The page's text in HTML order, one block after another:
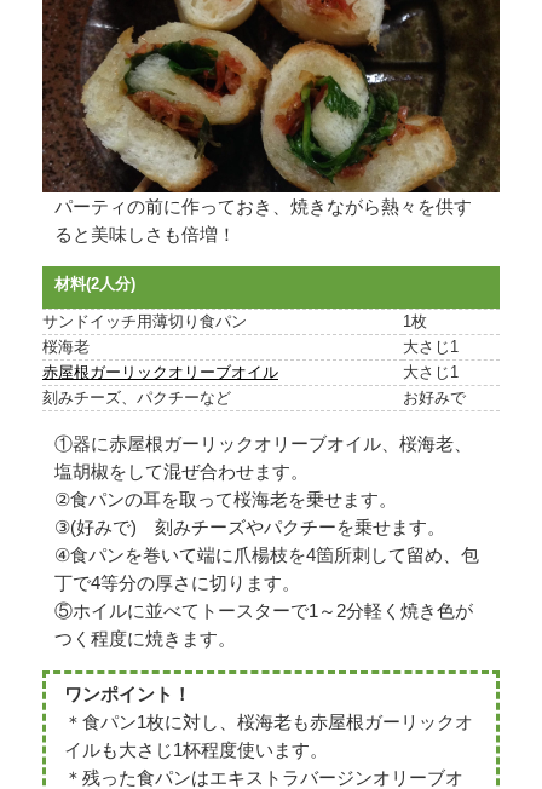
パーティの前に作っておき、焼きながら熱々を供す
ると美味しさも倍増！
材料(2人分)
サンドイッチ用薄切り食パン
1枚
桜海老
大さじ1
赤屋根ガーリックオリーブオイル
大さじ1
刻みチーズ、パクチーなど
お好みで
①器に赤屋根ガーリックオリーブオイル、桜海老、
塩胡椒をして混ぜ合わせます。
②食パンの耳を取って桜海老を乗せます。
③(好みで) 刻みチーズやパクチーを乗せます。
④食パンを巻いて端に爪楊枝を4箇所刺して留め、包
丁で4等分の厚さに切ります。
⑤ホイルに並べてトースターで1～2分軽く焼き色が
つく程度に焼きます。
ワンポイント！
＊食パン1枚に対し、桜海老も赤屋根ガーリックオ
イルも大さじ1杯程度使います。
＊残った食パンはエキストラバージンオリーブオ